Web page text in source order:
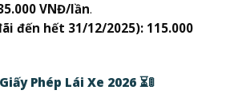
VNĐ/lần.
đến hết 31/12/2025): 115.000
Phép Lái Xe 2026 ⏳🚦